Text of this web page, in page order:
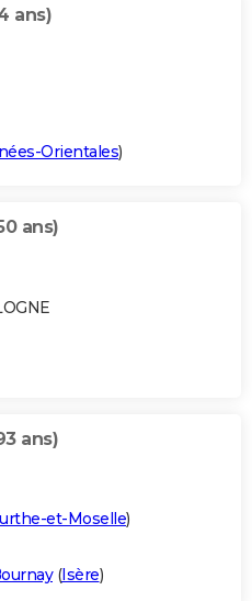
ans)
Orientales)
ans)
ans)
et-Moselle)
(Isère)